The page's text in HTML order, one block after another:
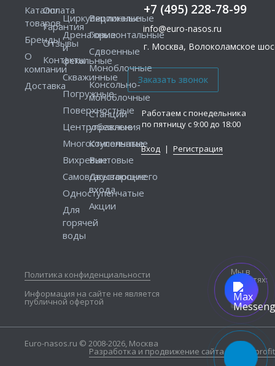
+7 (495) 228-78-99
info@euro-nasos.ru
г. Москва, Волоколамское
Работаем с понедельника
по пятницу с 9:00 до 18:00
Вход | Регистрация
Каталог
товаров
Бренды
О
компании
Доставка
Оплата
Гарантия
Отзывы
Контакты
Циркуляционные
Дренажные
и
фекальные
Скважинные
Погружные
Поверхностные
Центробежные
Многоступенчатые
Вихревые
Самовсасывающие
Одноступенчатые
Для
горячей
воды
Вертикальные
Горизонтальные
Сдвоенные
Моноблочные
Консольно-
моноблочные
Станции
управления
Консольные
Винтовые
Двустороннего
входа
Акции
Политика конфиденциальности
Информация на сайте не является
публичной офертой
Мы в
соцсетях:
Euro-nasos.ru © 2008-2026, Москва
Разработка и продвижение сайта — Seo4profit